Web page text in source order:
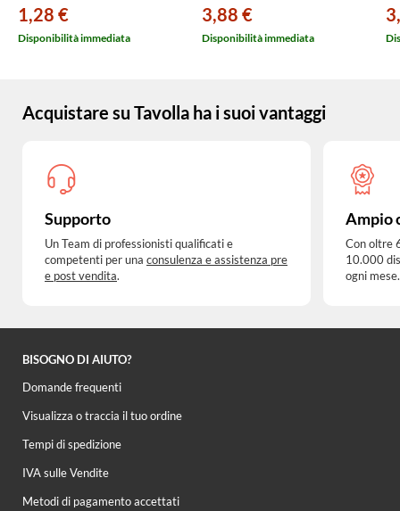
1,28 €
Disponibilità immediata
3,88 €
Disponibilità immediata
Acquistare su Tavolla ha i suoi vantaggi
Supporto
Un Team di professionisti qualificati e
competenti per una consulenza e assistenza pre
e post vendita.
Ampio
Con oltre
10.000
ogni mese.
BISOGNO DI AIUTO?
Domande frequenti
Visualizza o traccia il tuo ordine
Tempi di spedizione
IVA sulle Vendite
Metodi di pagamento accettati